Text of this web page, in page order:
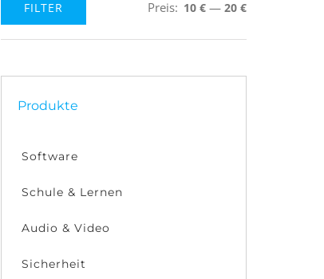
Preis
Preis
FILTER Preis: 10 € — 20 €
Produkte
Software
Schule & Lernen
Audio & Video
Sicherheit